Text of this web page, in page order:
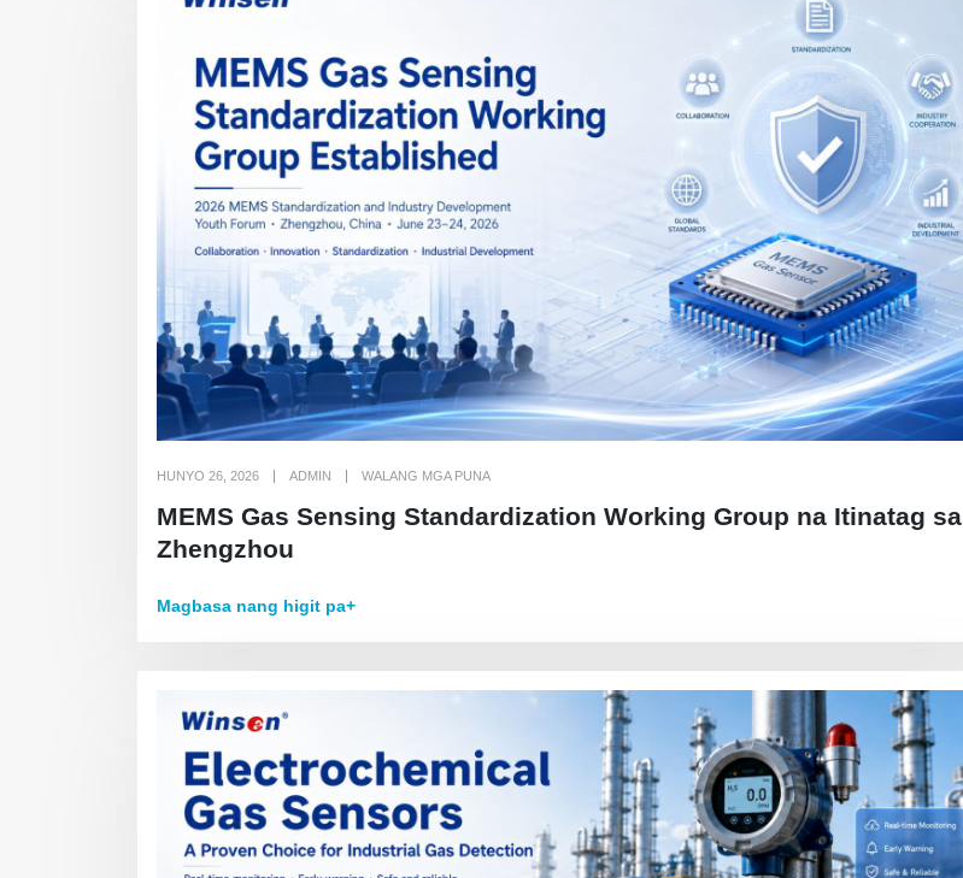
HUNYO 26, 2026 ADMIN WALANG MGA PUNA
MEMS Gas Sensing Standardization Working Group na Itinatag sa
Zhengzhou
Magbasa nang higit pa+